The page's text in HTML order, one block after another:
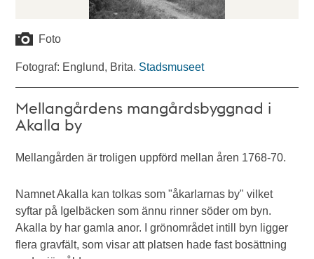
Foto
Fotograf: Englund, Brita. Stadsmuseet
Mellangårdens mangårdsbyggnad i
Akalla by
Mellangården är troligen uppförd mellan åren 1768-70.
Namnet Akalla kan tolkas som "åkarlarnas by" vilket
syftar på Igelbäcken som ännu rinner söder om byn.
Akalla by har gamla anor. I grönområdet intill byn ligger
flera gravfält, som visar att platsen hade fast bosättning